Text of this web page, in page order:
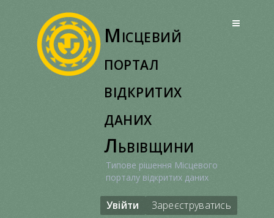
Місцевий
портал
відкритих
даних
Львівщини
Типове рішення Місцевого
порталу відкритих даних
Увійти Зареєструватись